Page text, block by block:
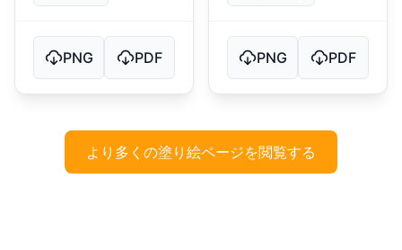
PNG PDF PNG PDF
より多くの塗り絵ページを閲覧する